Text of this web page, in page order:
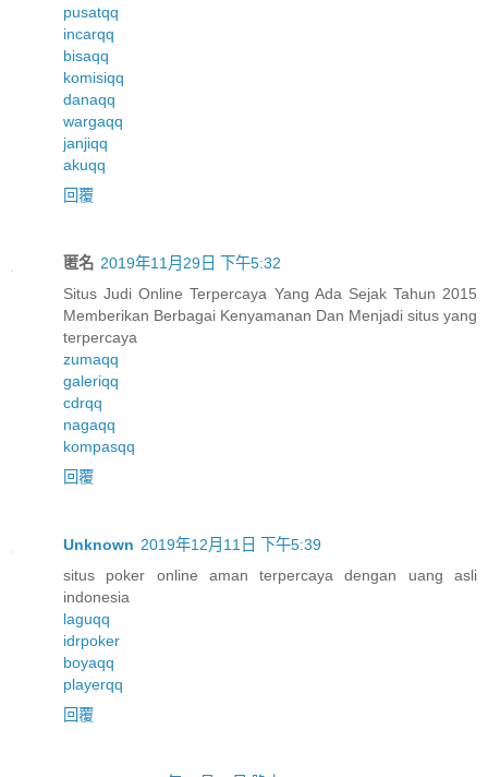
pusatqq
incarqq
bisaqq
komisiqq
danaqq
wargaqq
janjiqq
akuqq
回覆
匿名 2019年11月29日 下午5:32
Situs Judi Online Terpercaya Yang Ada Sejak Tahun 2015
Memberikan Berbagai Kenyamanan Dan Menjadi situs yang
terpercaya
zumaqq
galeriqq
cdrqq
nagaqq
kompasqq
回覆
Unknown 2019年12月11日 下午5:39
situs poker online aman terpercaya dengan uang asli
indonesia
laguqq
idrpoker
boyaqq
playerqq
回覆